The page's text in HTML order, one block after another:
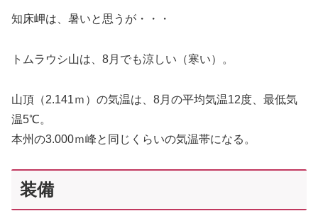
知床岬は、暑いと思うが・・・
トムラウシ山は、8月でも涼しい（寒い）。
山頂（2.141ｍ）の気温は、8月の平均気温12度、最低気
温5℃。
本州の3.000ｍ峰と同じくらいの気温帯になる。
装備